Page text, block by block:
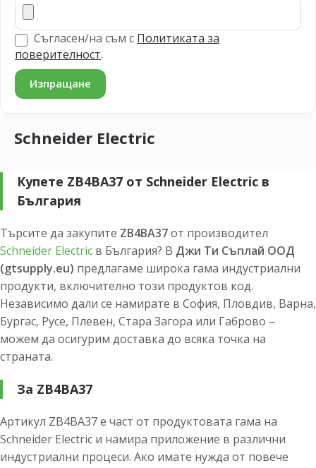
Съгласен/на съм с Политиката за
поверителност.
Schneider Electric
Купете ZB4BA37 от Schneider Electric в
България
Търсите да закупите ZB4BA37от производител
Schneider Electric в България? В Джи Ти Съплай ООД
(gtsupply.eu) предлагаме широка гама индустриални
продукти, включително този продуктов код.
Независимо дали се намирате в София, Пловдив, Варна,
Бургас, Русе, Плевен, Стара Загора или Габрово –
можем да осигурим доставка до всяка точка на
страната.
За ZB4BA37
Артикул ZB4BA37 е част от продуктовата гама на
Schneider Electric и намира приложение в различни
индустриални процеси. Ако имате нужда от повече